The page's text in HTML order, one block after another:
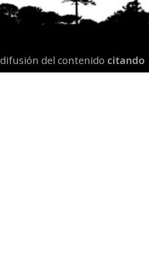
difusión del contenido citando
www.mapuexpress.org